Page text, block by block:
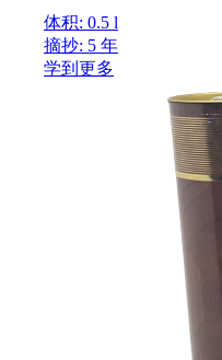
体积: 0.5 l
摘抄: 5 年
学到更多